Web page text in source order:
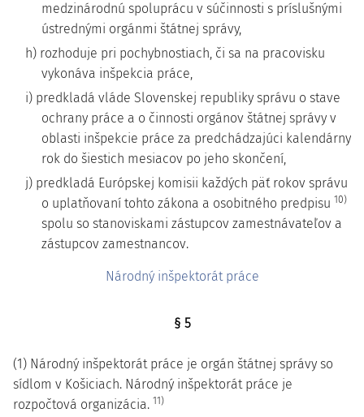
medzinárodnú spoluprácu v súčinnosti s príslušnými
ústrednými orgánmi štátnej správy,
h) rozhoduje pri pochybnostiach, či sa na pracovisku
vykonáva inšpekcia práce,
i) predkladá vláde Slovenskej republiky správu o stave
ochrany práce a o činnosti orgánov štátnej správy v
oblasti inšpekcie práce za predchádzajúci kalendárny
rok do šiestich mesiacov po jeho skončení,
j) predkladá Európskej komisii každých päť rokov správu
o uplatňovaní tohto zákona a osobitného predpisu 10)
spolu so stanoviskami zástupcov zamestnávateľov a
zástupcov zamestnancov.
Národný inšpektorát práce
§ 5
(1) Národný inšpektorát práce je orgán štátnej správy so
sídlom v Košiciach. Národný inšpektorát práce je
rozpočtová organizácia. 11)